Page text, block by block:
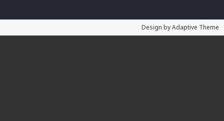
Design by Adaptive Theme